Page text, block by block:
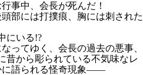
事中、会長が死んだ！
部には打撲痕、胸には刺された
にいる!?
ってゆく、会長の過去の悪事、
昔から彫られている不気味なレ
に語られる怪奇現象――